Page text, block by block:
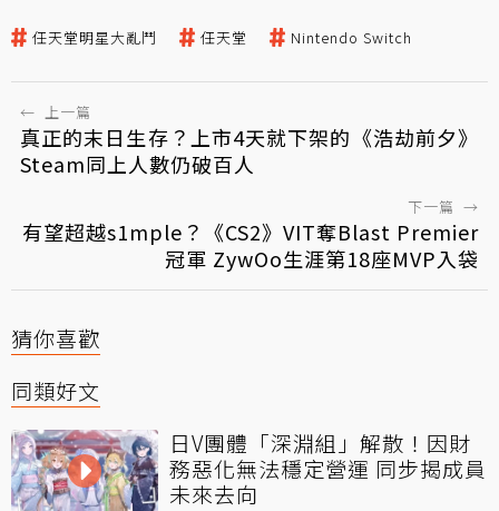
任天堂明星大亂鬥 任天堂 Nintendo Switch
← 上一篇
真正的末日生存？上市4天就下架的《浩劫前夕》
Steam同上人數仍破百人
下一篇 →
有望超越s1mple？《CS2》VIT奪Blast Premier
冠軍 ZywOo生涯第18座MVP入袋
猜你喜歡
同類好文
日V團體「深淵組」解散！因財
務惡化無法穩定營運 同步揭成員
未來去向